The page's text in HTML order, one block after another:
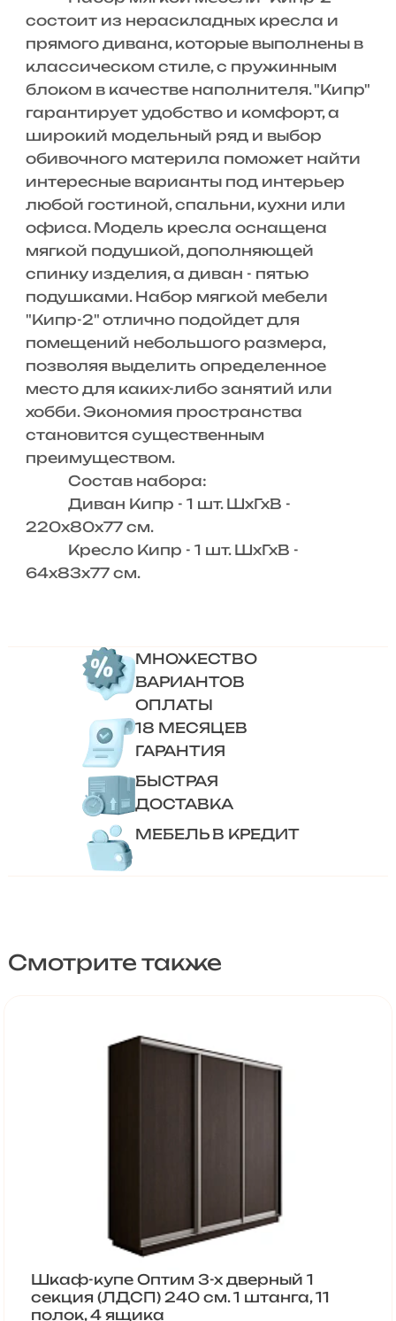
состоит из нераскладных кресла и
прямого дивана, которые выполнены в
классическом стиле, с пружинным
блоком в качестве наполнителя. "Кипр"
гарантирует удобство и комфорт, а
широкий модельный ряд и выбор
обивочного материла поможет найти
интересные варианты под интерьер
любой гостиной, спальни, кухни или
офиса. Модель кресла оснащена
мягкой подушкой, дополняющей
спинку изделия, а диван - пятью
подушками. Набор мягкой мебели
"Кипр-2" отлично подойдет для
помещений небольшого размера,
позволяя выделить определенное
место для каких-либо занятий или
хобби. Экономия пространства
становится существенным
преимуществом.
Состав набора:
Диван Кипр - 1 шт. ШхГхВ -
220х80х77 см.
Кресло Кипр - 1 шт. ШхГхВ -
64х83х77 см.
МНОЖЕСТВО
ВАРИАНТОВ
ОПЛАТЫ
18 МЕСЯЦЕВ
ГАРАНТИЯ
БЫСТРАЯ
ДОСТАВКА
МЕБЕЛЬ В КРЕДИТ
Смотрите также
Шкаф-купе Оптим 3-х дверный 1
секция (ЛДСП) 240 см. 1 штанга, 11
полок, 4 ящика